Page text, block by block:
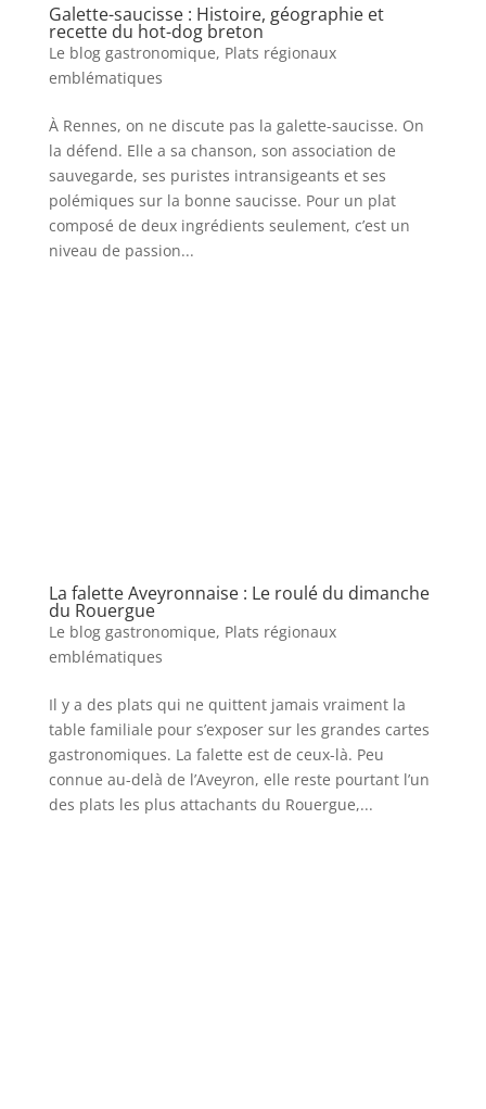
Galette-saucisse : Histoire, géographie et
recette du hot-dog breton
Le blog gastronomique, Plats régionaux
emblématiques
À Rennes, on ne discute pas la galette-saucisse. On
la défend. Elle a sa chanson, son association de
sauvegarde, ses puristes intransigeants et ses
polémiques sur la bonne saucisse. Pour un plat
composé de deux ingrédients seulement, c’est un
niveau de passion...
La falette Aveyronnaise : Le roulé du dimanche
du Rouergue
Le blog gastronomique, Plats régionaux
emblématiques
Il y a des plats qui ne quittent jamais vraiment la
table familiale pour s’exposer sur les grandes cartes
gastronomiques. La falette est de ceux-là. Peu
connue au-delà de l’Aveyron, elle reste pourtant l’un
des plats les plus attachants du Rouergue,...